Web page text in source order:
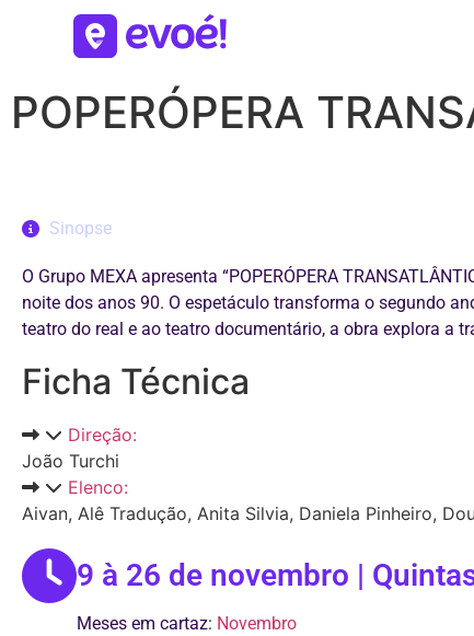
POPERÓPERA
Sinopse
O Grupo MEXA apresenta “POPERÓPERA
noite dos anos 90. O espetáculo transforma o segundo
teatro do real e ao teatro documentário, a obra explora a
Ficha Técnica
Direção:
João Turchi
Elenco:
Aivan, Alê Tradução, Anita Silvia, Daniela Pinheiro,
9 à 26 de novembro |
Meses em cartaz: Novembro